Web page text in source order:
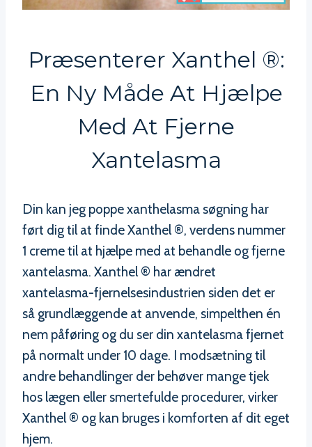
Præsenterer Xanthel ®:
En Ny Måde At Hjælpe
Med At Fjerne
Xantelasma
Din kan jeg poppe xanthelasma søgning har
ført dig til at finde Xanthel ®, verdens nummer
1 creme til at hjælpe med at behandle og fjerne
xantelasma. Xanthel ® har ændret
xantelasma-fjernelsesindustrien siden det er
så grundlæggende at anvende, simpelthen én
nem påføring og du ser din xantelasma fjernet
på normalt under 10 dage. I modsætning til
andre behandlinger der behøver mange tjek
hos lægen eller smertefulde procedurer, virker
Xanthel ® og kan bruges i komforten af dit eget
hjem.